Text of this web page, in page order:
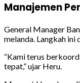
Manajemen
General Manager
melanda. Langkah
“Kami terus
tepat,” ujar Heru.